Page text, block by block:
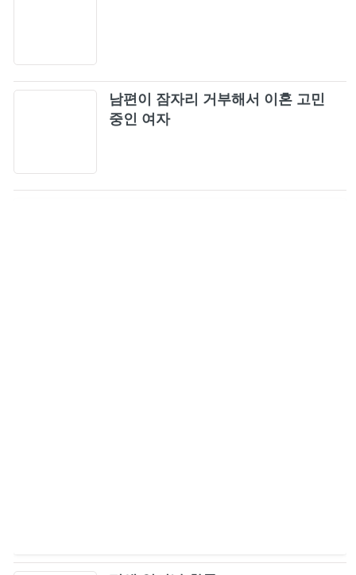
남편이 잠자리 거부해서 이혼 고민
중인 여자